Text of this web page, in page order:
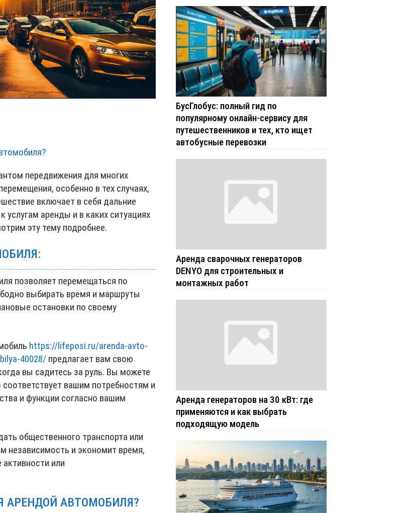
передвижения для многих
особенно в тех случаях,
включает в себя дальние
услугам аренды и в каких ситуациях
эту тему подробнее.
позволяет перемещаться по
выбирать время и маршруты
остановки по своему
https://lifeposi.ru/arenda-avto-
40028/ предлагает вам свою
вы садитесь за руль. Вы можете
вашим потребностям и
и функции согласно вашим
общественного транспорта или
независимость и экономит время,
или
АРЕНДОЙ АВТОМОБИЛЯ?
БусГлобус: полный гид по
популярному онлайн-сервису для
путешественников и тех, кто ищет
автобусные перевозки
Аренда сварочных генераторов
DENYO для строительных и
монтажных работ
Аренда генераторов на 30 кВт: где
применяются и как выбрать
подходящую модель